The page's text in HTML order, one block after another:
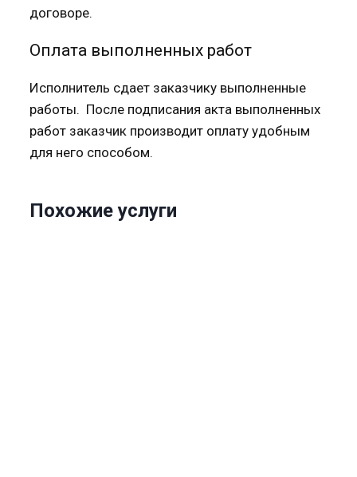
договоре.
Оплата выполненных работ
Исполнитель сдает заказчику выполненные
работы. После подписания акта выполненных
работ заказчик производит оплату удобным
для него способом.
Похожие услуги